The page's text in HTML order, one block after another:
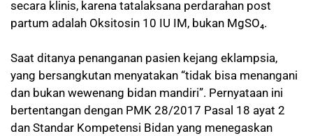
secara klinis, karena tatalaksana perdarahan post
partum adalah Oksitosin 10 IU IM, bukan MgSO₄.
Saat ditanya penanganan pasien kejang eklampsia,
yang bersangkutan menyatakan “tidak bisa menangani
dan bukan wewenang bidan mandiri”. Pernyataan ini
bertentangan dengan PMK 28/2017 Pasal 18 ayat 2
dan Standar Kompetensi Bidan yang menegaskan